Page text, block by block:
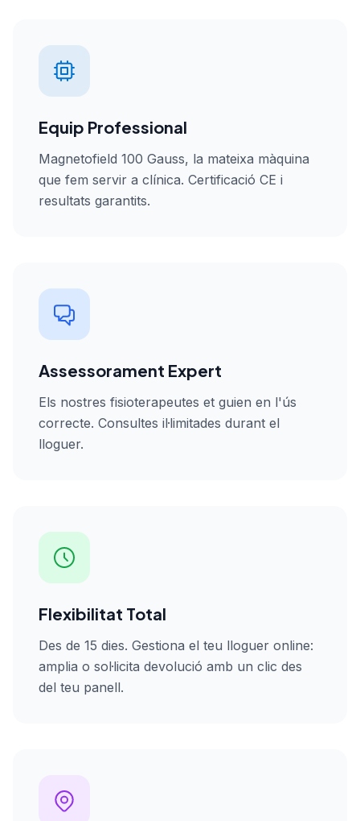
Equip Professional
Magnetofield 100 Gauss, la mateixa màquina
que fem servir a clínica. Certificació CE i
resultats garantits.
Assessorament Expert
Els nostres fisioterapeutes et guien en l'ús
correcte. Consultes il·limitades durant el
lloguer.
Flexibilitat Total
Des de 15 dies. Gestiona el teu lloguer online:
amplia o sol·licita devolució amb un clic des
del teu panell.